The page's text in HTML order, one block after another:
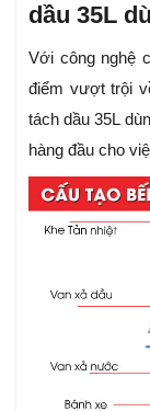
dầu 35L
Với công nghệ
điểm vượt trội
tách dầu 35L
hàng đầu cho